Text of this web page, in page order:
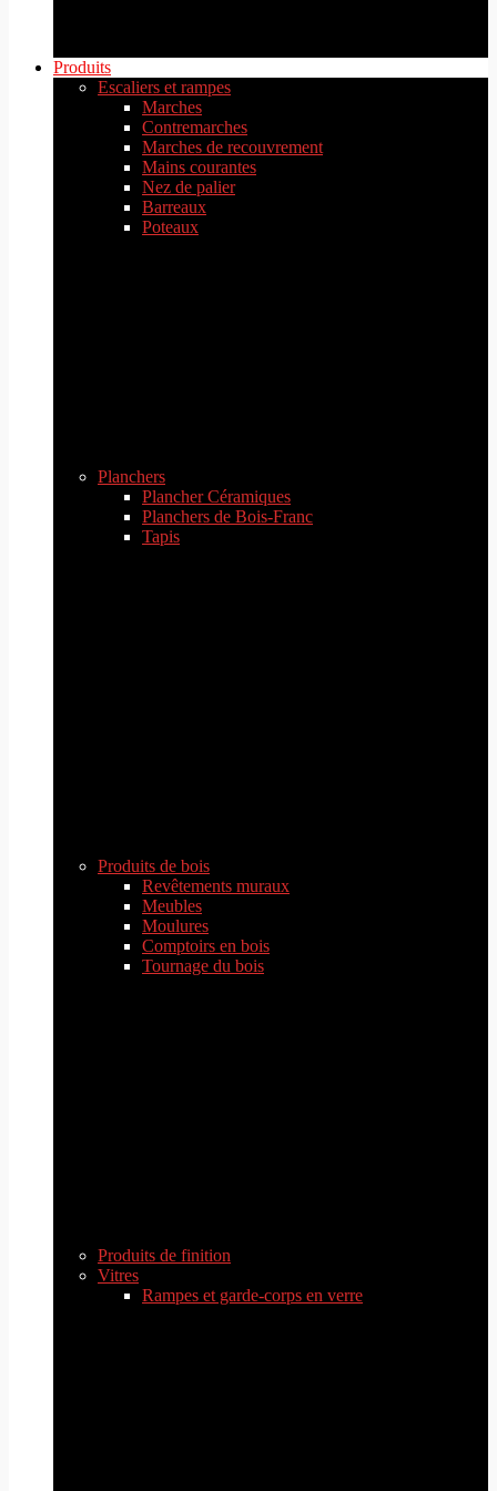
Produits
Escaliers et rampes
Marches
Contremarches
Marches de recouvrement
Mains courantes
Nez de palier
Barreaux
Poteaux
Planchers
Plancher Céramiques
Planchers de Bois-Franc
Tapis
Produits de bois
Revêtements muraux
Meubles
Moulures
Comptoirs en bois
Tournage du bois
Produits de finition
Vitres
Rampes et garde-corps en verre